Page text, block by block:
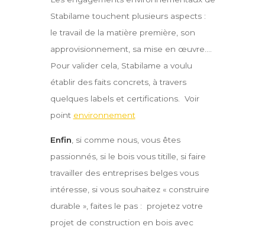
Stabilame touchent plusieurs aspects :
le travail de la matière première, son
approvisionnement, sa mise en œuvre….
Pour valider cela, Stabilame a voulu
établir des faits concrets, à travers
quelques labels et certifications. Voir
point environnement
Enfin , si comme nous, vous êtes
passionnés, si le bois vous titille, si faire
travailler des entreprises belges vous
intéresse, si vous souhaitez « construire
durable », faites le pas : projetez votre
projet de construction en bois avec